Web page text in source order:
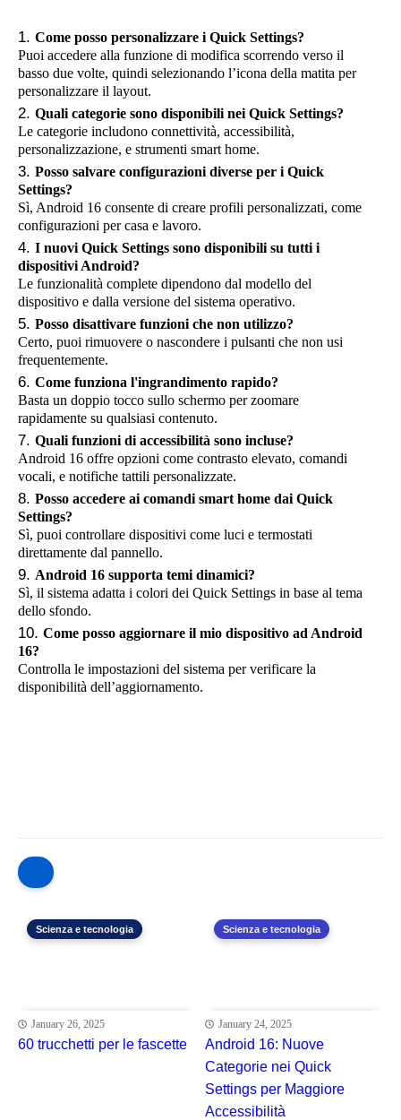
Come posso personalizzare i Quick Settings?
Puoi accedere alla funzione di modifica scorrendo verso il
basso due volte, quindi selezionando l’icona della matita per
personalizzare il layout.
Quali categorie sono disponibili nei Quick Settings?
Le categorie includono connettività, accessibilità,
personalizzazione, e strumenti smart home.
Posso salvare configurazioni diverse per i Quick
Settings?
Sì, Android 16 consente di creare profili personalizzati, come
configurazioni per casa e lavoro.
I nuovi Quick Settings sono disponibili su tutti i
dispositivi Android?
Le funzionalità complete dipendono dal modello del
dispositivo e dalla versione del sistema operativo.
Posso disattivare funzioni che non utilizzo?
Certo, puoi rimuovere o nascondere i pulsanti che non usi
frequentemente.
Come funziona l'ingrandimento rapido?
Basta un doppio tocco sullo schermo per zoomare
rapidamente su qualsiasi contenuto.
Quali funzioni di accessibilità sono incluse?
Android 16 offre opzioni come contrasto elevato, comandi
vocali, e notifiche tattili personalizzate.
Posso accedere ai comandi smart home dai Quick
Settings?
Sì, puoi controllare dispositivi come luci e termostati
direttamente dal pannello.
Android 16 supporta temi dinamici?
Sì, il sistema adatta i colori dei Quick Settings in base al tema
dello sfondo.
Come posso aggiornare il mio dispositivo ad Android
16?
Controlla le impostazioni del sistema per verificare la
disponibilità dell’aggiornamento.
Scienza e tecnologia
January 26, 2025
60 trucchetti per le fascette
Scienza e tecnologia
January 24, 2025
Android 16: Nuove
Categorie nei Quick
Settings per Maggiore
Accessibilità